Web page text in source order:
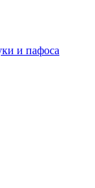
и пафоса